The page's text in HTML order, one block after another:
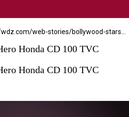
Honda CD 100 TVC
Honda CD 100 TVC